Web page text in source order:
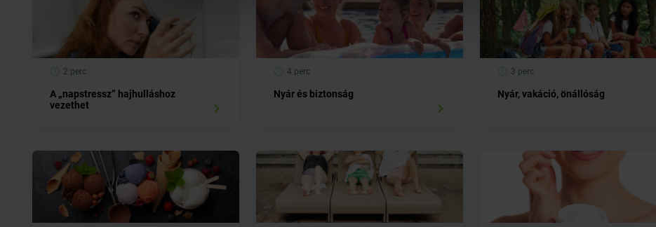
2 perc
A „napstressz” hajhulláshoz
vezethet
4 perc
Nyár és biztonság
3 perc
Nyár, vakáció, önállóság